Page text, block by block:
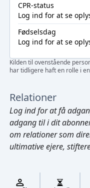
Cmd/Ctrl + K
CPR-status
Log ind for at se
Fødselsdag
Log ind for at se
Kilden til ovenstående
har tidligere haft en rolle i
Relationer
Log indfor at få
adgang til i dit
om relationer som
ultimative ejere,